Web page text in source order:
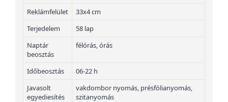
Reklámfelület
33x4 cm
Terjedelem
58 lap
Naptár
beosztás
félórás, órás
Időbeosztás
06-22 h
Javasolt
egyediesítés
vakdombor nyomás, présfólianyomás,
szitanyomás